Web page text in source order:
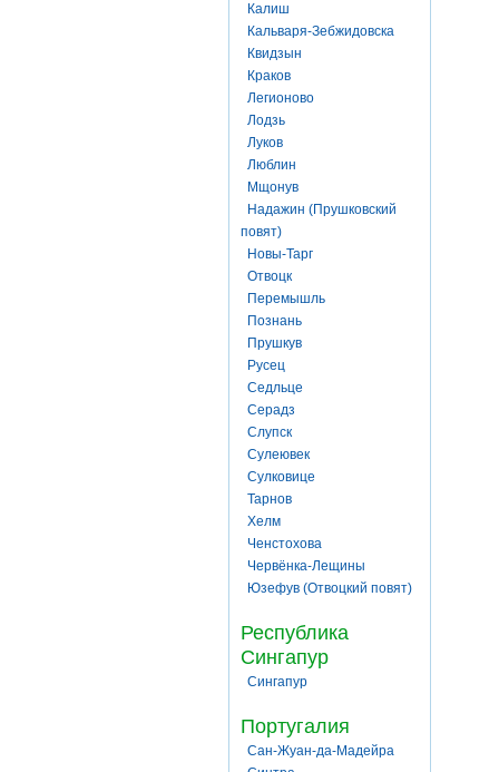
Калиш
Кальваря-Зебжидовска
Квидзын
Краков
Легионово
Лодзь
Луков
Люблин
Мщонув
Надажин (Прушковский
повят)
Новы-Тарг
Отвоцк
Перемышль
Познань
Прушкув
Русец
Седльце
Серадз
Слупск
Сулеювек
Сулковице
Тарнов
Хелм
Ченстохова
Червёнка-Лещины
Юзефув (Отвоцкий повят)
Республика
Сингапур
Сингапур
Португалия
Сан-Жуан-да-Мадейра